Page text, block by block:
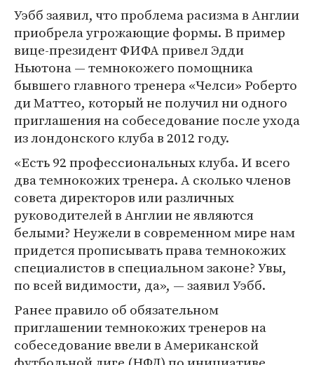
Уэбб заявил, что проблема расизма в Англии
приобрела угрожающие формы. В пример
вице-президент ФИФА привел Эдди
Ньютона — темнокожего помощника
бывшего главного тренера «Челси» Роберто
ди Маттео, который не получил ни одного
приглашения на собеседование после ухода
из лондонского клуба в 2012 году.
«Есть 92 профессиональных клуба. И всего
два темнокожих тренера. А сколько членов
совета директоров или различных
руководителей в Англии не являются
белыми? Неужели в современном мире нам
придется прописывать права темнокожих
специалистов в специальном законе? Увы,
по всей видимости, да», — заявил Уэбб.
Ранее правило об обязательном
приглашении темнокожих тренеров на
собеседование ввели в Американской